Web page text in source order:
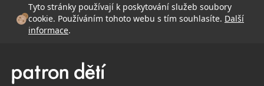
Tyto stránky používají k poskytování služeb soubory
cookie. Používáním tohoto webu s tím souhlasíte. Další
informace.